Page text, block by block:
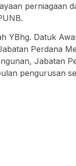
perniagaan
YBhg. Datuk
Perdana
Jabatan
pengurusan